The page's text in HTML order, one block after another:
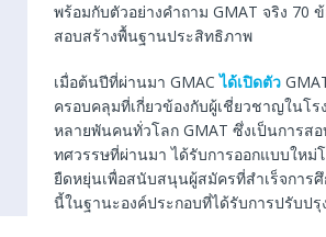
พร้อมกับตัวอย่างคำถาม GMAT จริง
สอบสร้างพื้นฐานประสิทธิภาพ
เมื่อต้นปีที่ผ่านมา GMACได้เปิดตัว
ครอบคลุมที่เกี่ยวข้องกับผู้เชี่ยวชาญในโ
หลายพันคนทั่วโลก GMAT ซึ่งเป็นการส
ทศวรรษที่ผ่านมา ได้รับการออกแบบให
ยืดหยุ่นเพื่อสนับสนุนผู้สมัครที่สำเร็จการ
นี้ในฐานะองค์ประกอบที่ได้รับการปรับป